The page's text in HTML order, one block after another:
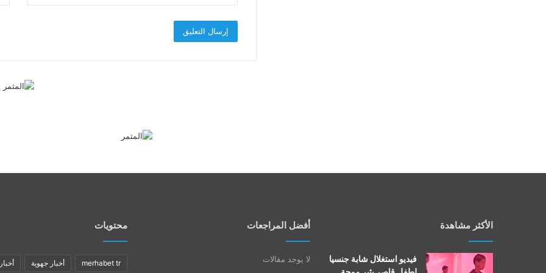
الأكثر مشاهدة
فيديو استغلال شابة جنسيا
أفضل المراجعات
لا يوجد مقالات
محتويات
merhabet tr أخبار جهوية